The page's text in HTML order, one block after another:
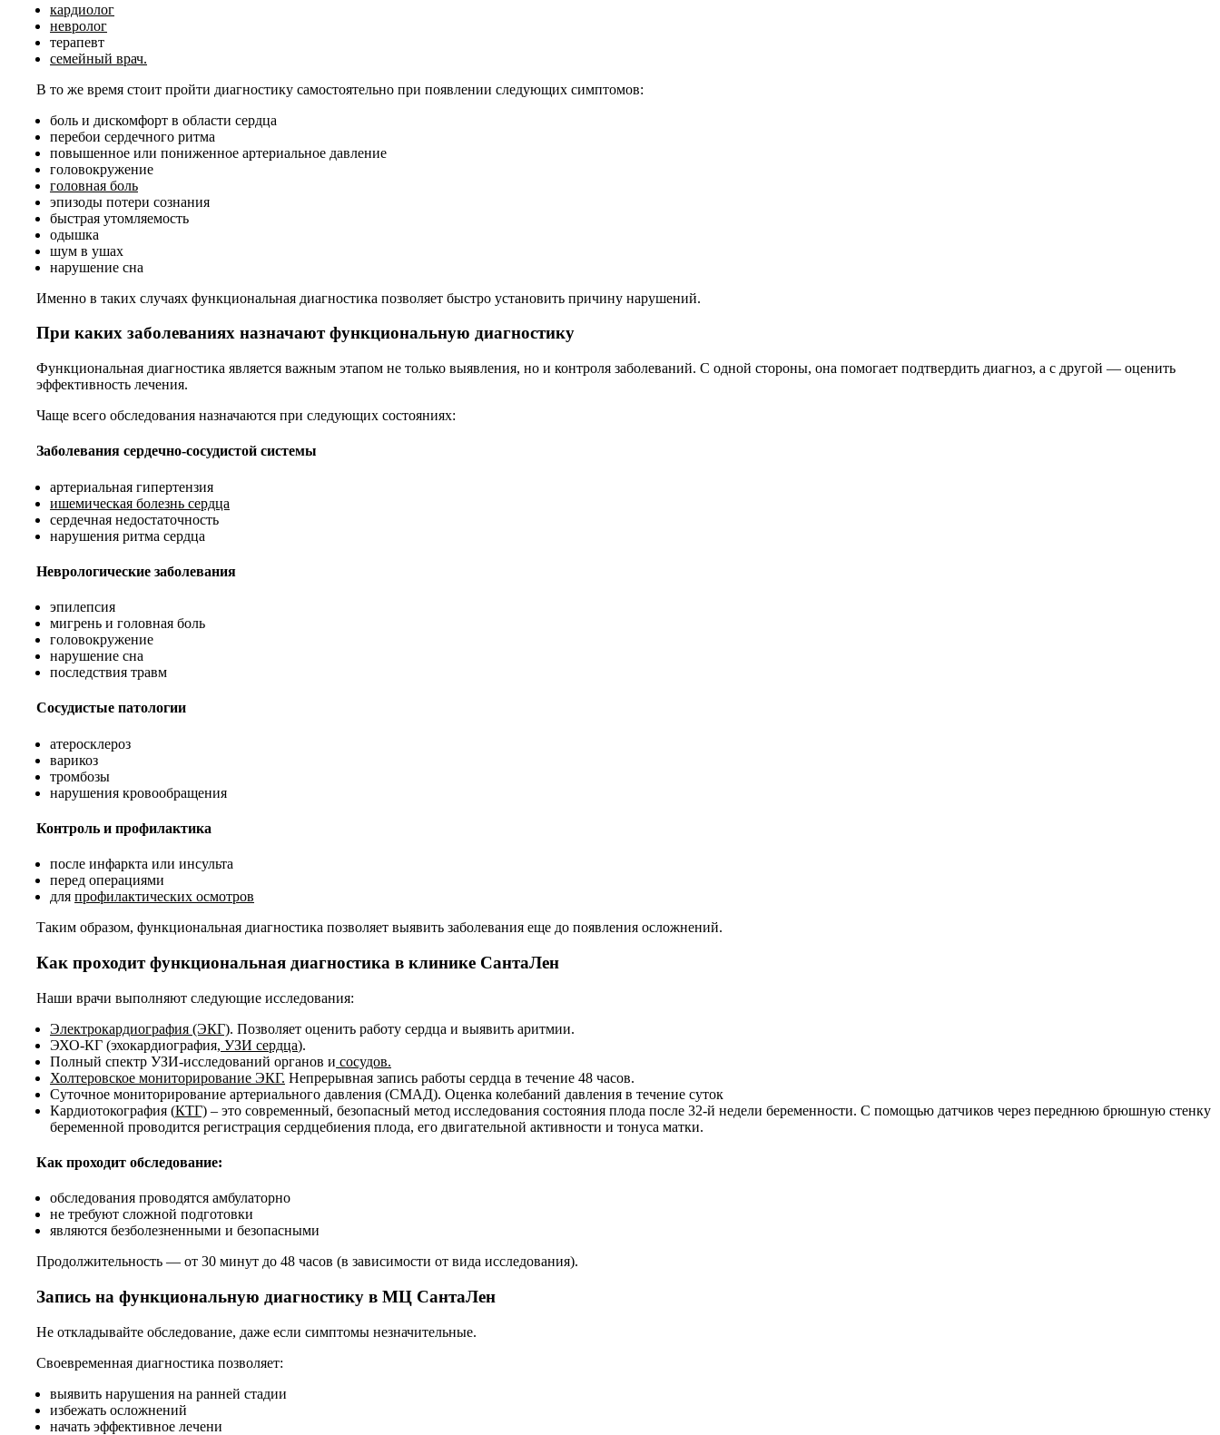
кардиолог
невролог
терапевт
семейный врач.
В то же время стоит пройти диагностику самостоятельно при появлении следующих симптомов:
боль и дискомфорт в области сердца
перебои сердечного ритма
повышенное или пониженное артериальное давление
головокружение
головная боль
эпизоды потери сознания
быстрая утомляемость
одышка
шум в ушах
нарушение сна
Именно в таких случаях функциональная диагностика позволяет быстро установить причину нарушений.
При каких заболеваниях назначают функциональную диагностику
Функциональная диагностика является важным этапом не только выявления, но и контроля заболеваний. С одной стороны, она помогает подтвердить диагноз, а с другой — оценить
эффективность лечения.
Чаще всего обследования назначаются при следующих состояниях:
Заболевания сердечно-сосудистой системы
артериальная гипертензия
ишемическая болезнь сердца
сердечная недостаточность
нарушения ритма сердца
Неврологические заболевания
эпилепсия
мигрень и головная боль
головокружение
нарушение сна
последствия травм
Сосудистые патологии
атеросклероз
варикоз
тромбозы
нарушения кровообращения
Контроль и профилактика
после инфаркта или инсульта
перед операциями
для профилактических осмотров
Таким образом, функциональная диагностика позволяет выявить заболевания еще до появления осложнений.
Как проходит функциональная диагностика в клинике СантаЛен
Наши врачи выполняют следующие исследования:
Электрокардиография (ЭКГ). Позволяет оценить работу сердца и выявить аритмии.
ЭХО-КГ (эхокардиография, УЗИ сердца).
Полный спектр УЗИ-исследований органов и сосудов.
Холтеровское мониторирование ЭКГ. Непрерывная запись работы сердца в течение 48 часов.
Суточное мониторирование артериального давления (СМАД). Оценка колебаний давления в течение суток
Кардиотокография (КТГ) – это современный, безопасный метод исследования состояния плода после 32-й недели беременности. С помощью датчиков через переднюю брюшную стенку
беременной проводится регистрация сердцебиения плода, его двигательной активности и тонуса матки.
Как проходит обследование:
обследования проводятся амбулаторно
не требуют сложной подготовки
являются безболезненными и безопасными
Продолжительность — от 30 минут до 48 часов (в зависимости от вида исследования).
Запись на функциональную диагностику в МЦ СантаЛен
Не откладывайте обследование, даже если симптомы незначительные.
Своевременная диагностика позволяет:
выявить нарушения на ранней стадии
избежать осложнений
начать эффективное лечени